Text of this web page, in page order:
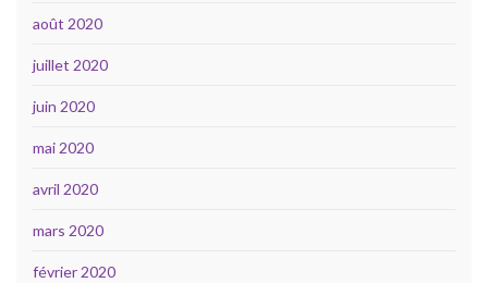
août 2020
juillet 2020
juin 2020
mai 2020
avril 2020
mars 2020
février 2020